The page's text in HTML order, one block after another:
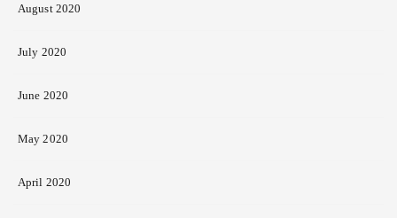
August 2020
July 2020
June 2020
May 2020
April 2020